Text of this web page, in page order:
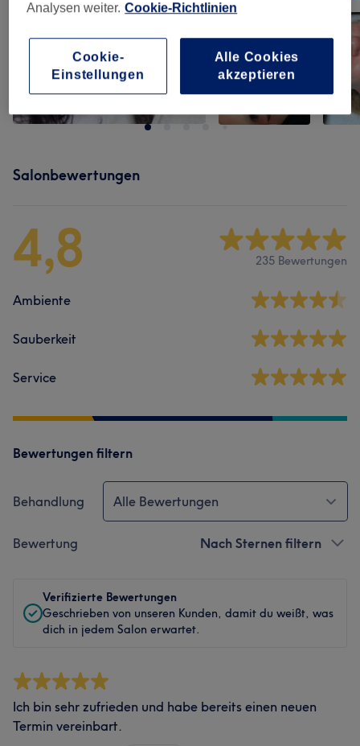
Salonbewertungen
4,8 235 Bewertungen
Ambiente
Sauberkeit
Service
Bewertungen filtern
Behandlung Alle Bewertungen
Bewertung Nach Sternen filtern
Verifizierte Bewertungen
Geschrieben von unseren Kunden, damit du weißt, was
dich in jedem Salon erwartet.
Ich bin sehr zufrieden und habe bereits einen neuen
Termin vereinbart.
Analysen weiter. Cookie-Richtlinien
Cookie-
Einstellungen
Alle Cookies
akzeptieren